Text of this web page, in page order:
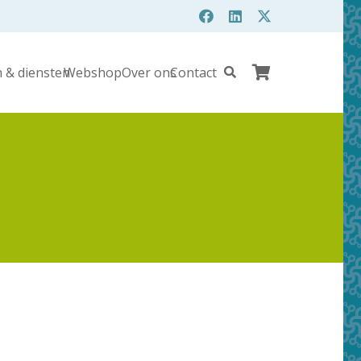
& dienstenWebshopOver onsContact